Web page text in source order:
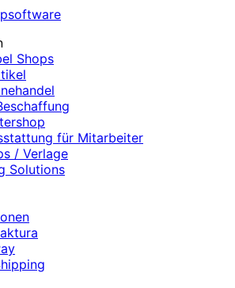
Shops
für Mitarbeiter
/ Verlage
Solutions